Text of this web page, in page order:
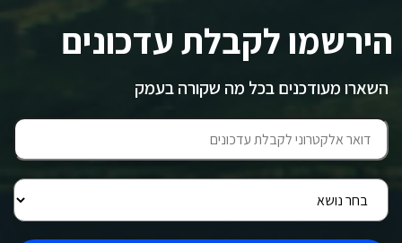
הירשמו לקבלת עדכונים
השארו מעודכנים בכל מה שקורה בעמק